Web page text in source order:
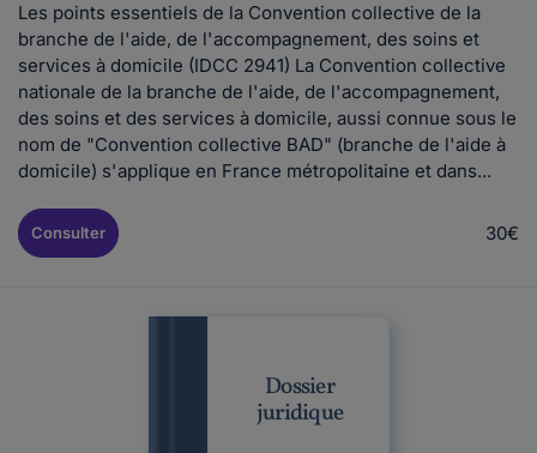
Les points essentiels de la Convention collective de la
branche de l'aide, de l'accompagnement, des soins et
services à domicile (IDCC 2941) La Convention collective
nationale de la branche de l'aide, de l'accompagnement,
des soins et des services à domicile, aussi connue sous le
nom de "Convention collective BAD" (branche de l'aide à
domicile) s'applique en France métropolitaine et dans...
Consulter 30€
Dossier
juridique